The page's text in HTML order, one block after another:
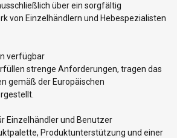
über ein sorgfältig
von Einzelhändlern und Hebespezialisten
verfügbar
strenge Anforderungen, tragen das
gemäß der Europäischen
Einzelhändler und Benutzer
Produktunterstützung und einer